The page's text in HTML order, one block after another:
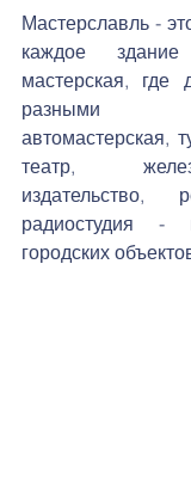
Мастерславль -
каждое
мастерская, где
разными
автомастерская,
театр,
издательство,
радиостудия -
городских